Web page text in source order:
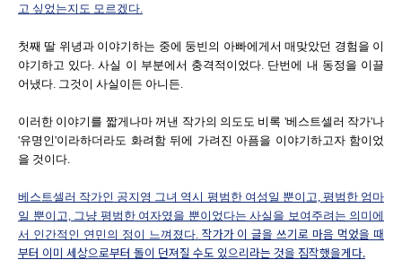
고 싶었는지도 모르겠다.
첫째 딸 위녕과 이야기하는 중에 둥빈의 아빠에게서 매맞았던 경험을 이
야기하고 있다. 사실 이 부분에서 충격적이었다. 단번에 내 동정을 이끌
어냈다. 그것이 사실이든 아니든.
이러한 이야기를 짧게나마 꺼낸 작가의 의도도 비록 '베스트셀러 작가'나
'유명인'이라하더라도 화려함 뒤에 가려진 아픔을 이야기하고자 함이었
을 것이다.
베스트셀러 작가인 공지영 그녀 역시 평범한 여성일 뿐이고, 평범한 엄마
일 뿐이고, 그냥 평범한 여자였을 뿐이었다는 사실을 보여주려는 의미에
서 인간적인 연민의 정이 느껴졌다. 작가가 이 글을 쓰기로 마음 먹었을 때
부터 이미 세상으로부터 돌이 던져질 수도 있으리라는 것을 짐작했을게다.